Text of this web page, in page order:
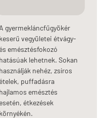
A gyermekláncfűgyökér
keserű vegyületei étvágy-
és emésztésfokozó
hatásúak lehetnek. Sokan
használják nehéz, zsíros
ételek, puffadásra
hajlamos emésztés
esetén, étkezések
környékén.